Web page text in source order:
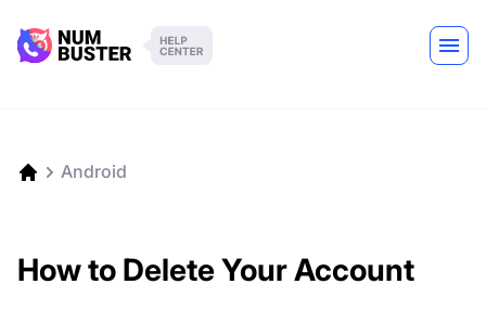
Android
How to Delete Your Account